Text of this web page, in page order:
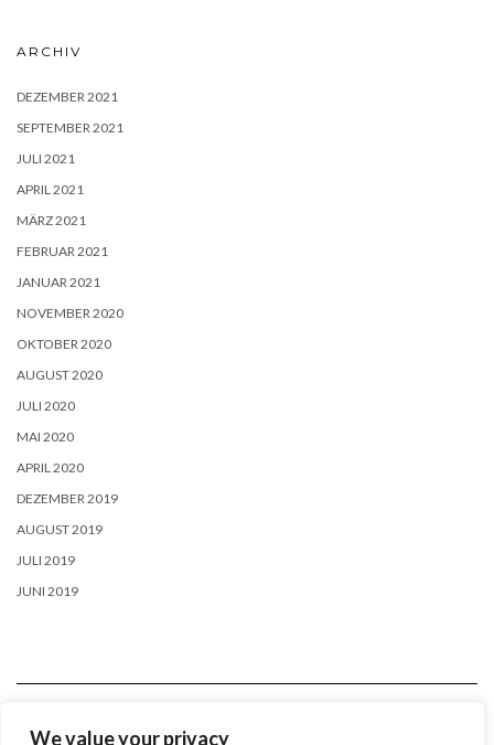
We value your privacy
ARCHIV
DEZEMBER 2021
SEPTEMBER 2021
JULI 2021
APRIL 2021
MÄRZ 2021
FEBRUAR 2021
JANUAR 2021
NOVEMBER 2020
OKTOBER 2020
AUGUST 2020
JULI 2020
MAI 2020
APRIL 2020
DEZEMBER 2019
AUGUST 2019
JULI 2019
JUNI 2019